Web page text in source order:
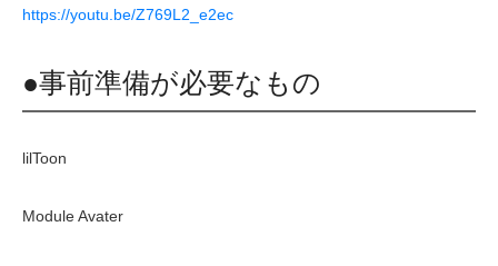
https://youtu.be/Z769L2_e2ec
●事前準備が必要なもの
lilToon
Module Avater